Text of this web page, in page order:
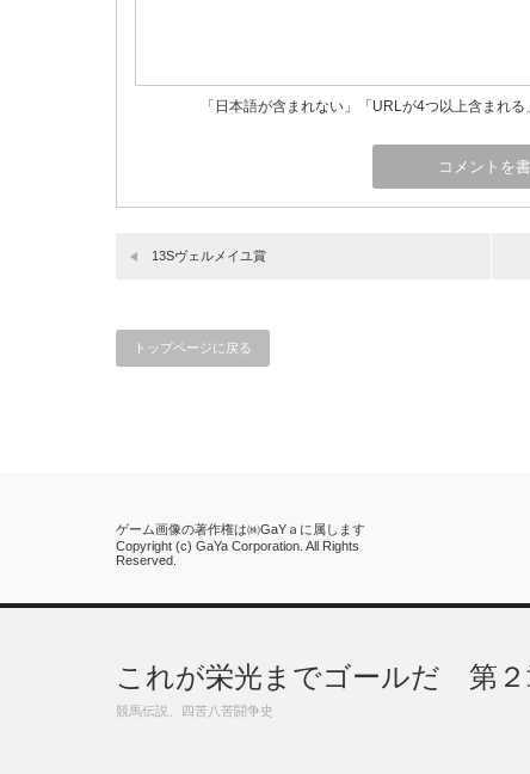
「日本語が含まれない」「URLが4つ以上含まれ
13Sヴェルメイユ賞
トップページに戻る
ゲーム画像の著作権は㈱GaYａに属します
Copyright (c) GaYa Corporation. All Rights
Reserved.
これが栄光までゴールだ 第２
競馬伝説、四苦八苦闘争史